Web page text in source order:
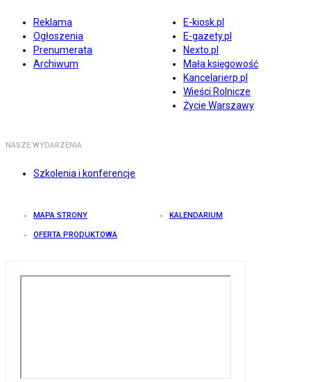
Reklama
Ogłoszenia
Prenumerata
Archiwum
E-kiosk.pl
E-gazety.pl
Nexto.pl
Mała księgowość
Kancelarierp.pl
Wieści Rolnicze
Życie Warszawy
NASZE WYDARZENIA
Szkolenia i konferencje
MAPA STRONY KALENDARIUM
OFERTA PRODUKTOWA